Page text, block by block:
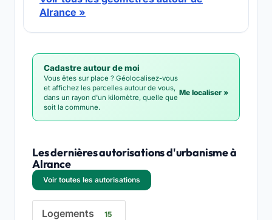
Alrance »
Cadastre autour de moi
Vous êtes sur place ? Géolocalisez-vous
et affichez les parcelles autour de vous,
dans un rayon d'un kilomètre, quelle que
soit la commune.
Me localiser »
Les dernières autorisations d'urbanisme à
Alrance
Voir toutes les autorisations
Logements 15